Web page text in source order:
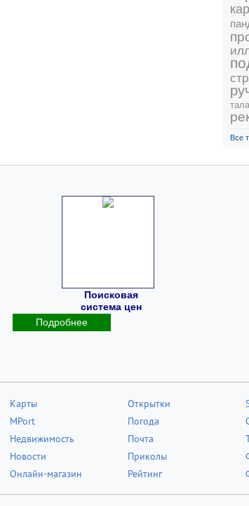
Все
Поисковая
система цен
Подробнее
Карты
MPort
Недвижимость
Новости
Онлайн-магазин
Открытки
Погода
Почта
Приколы
Рейтинг